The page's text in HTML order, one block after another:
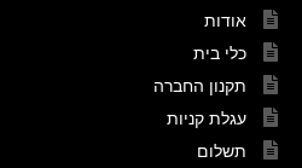
אודות
כלי בית
תקנון החברה
עגלת קניות
תשלום